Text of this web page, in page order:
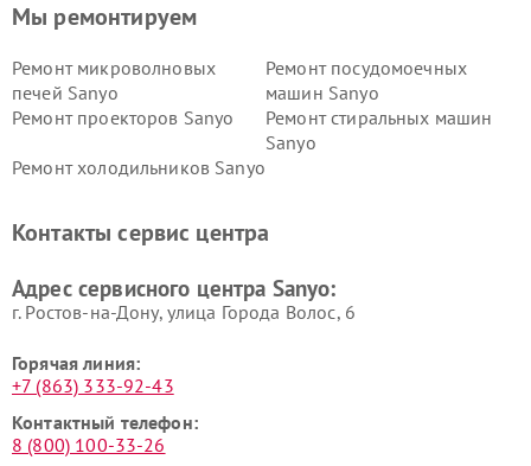
Мы ремонтируем
Ремонт микроволновых
печей Sanyo
Ремонт посудомоечных
машин Sanyo
Ремонт проекторов Sanyo
Ремонт стиральных машин
Sanyo
Ремонт холодильников Sanyo
Контакты сервис центра
Адрес сервисного центра Sanyo:
г. Ростов-на-Дону, улица Города Волос, 6
Горячая линия:
+7 (863) 333-92-43
Контактный телефон:
8 (800) 100-33-26